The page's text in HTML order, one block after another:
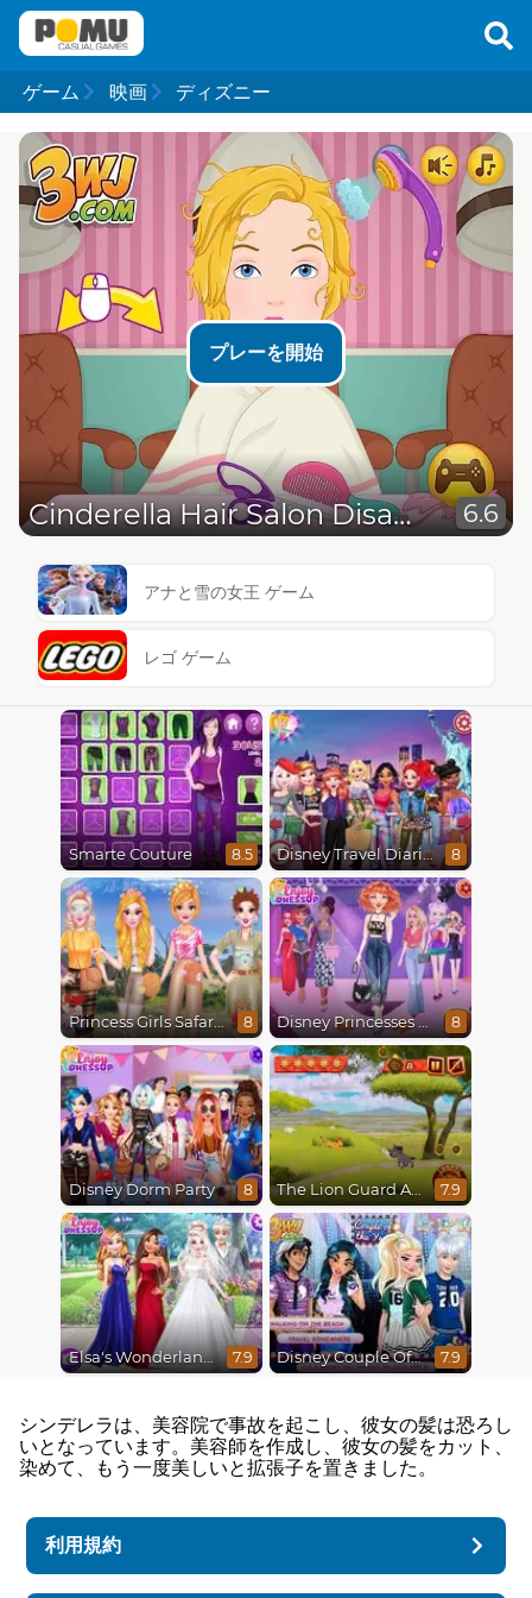
ゲーム 映画 ディズニー
プレーを開始
Cinderella Hair Salon Disaster 6.6
アナと雪の女王 ゲーム
レゴ ゲーム
Smarte Couture 8.5 Disney Travel Diaries: City Break 8
Princess Girls Safari Trip 8 Disney Princesses Runway Show 8
Disney Dorm Party 8 The Lion Guard Assemble 7.9
Elsa's Wonderland Wedding 7.9 Disney Couple Of The Year 7.9
シンデレラは、美容院で事故を起こし、彼女の髪は恐ろし
いとなっています。美容師を作成し、彼女の髪をカット、
染めて、もう一度美しいと拡張子を置きました。
利用規約